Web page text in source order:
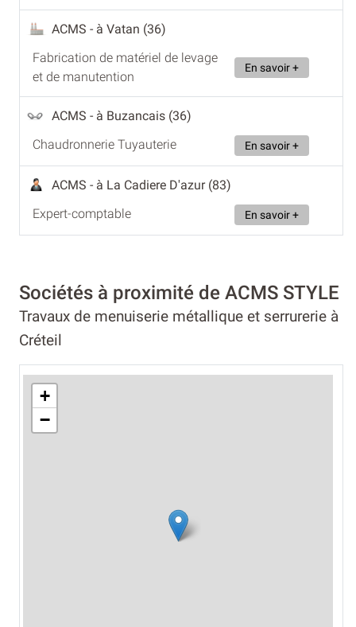
ACMS - à Vatan (36)
Fabrication de matériel de levage
et de manutention
En savoir +
ACMS - à Buzancais (36)
Chaudronnerie Tuyauterie
En savoir +
ACMS - à La Cadiere D'azur (83)
Expert-comptable
En savoir +
Sociétés à proximité de ACMS STYLE
Travaux de menuiserie métallique et serrurerie à
Créteil
+
−